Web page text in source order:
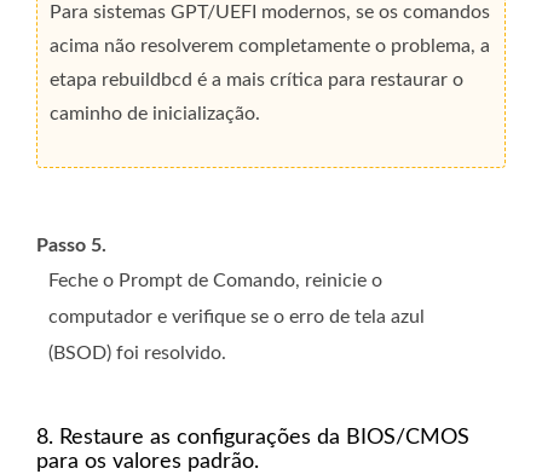
Para sistemas GPT/UEFI modernos, se os comandos
acima não resolverem completamente o problema, a
etapa rebuildbcd é a mais crítica para restaurar o
caminho de inicialização.
Passo 5.
Feche o Prompt de Comando, reinicie o
computador e verifique se o erro de tela azul
(BSOD) foi resolvido.
8. Restaure as configurações da BIOS/CMOS
para os valores padrão.